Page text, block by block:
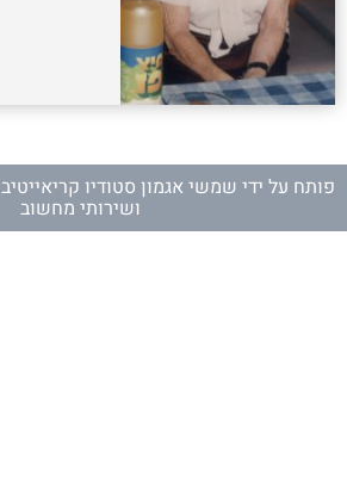
פותח על ידי שמשי אגמון סטודיו קריאייטיב
ושירותי מחשוב